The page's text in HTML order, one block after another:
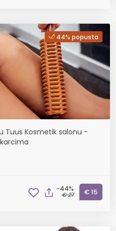
44% popusta
Tuus Kosmetik salonu -
-44%
€ 27 € 15